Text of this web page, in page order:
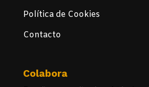
Política de Cookies
Contacto
Colabora